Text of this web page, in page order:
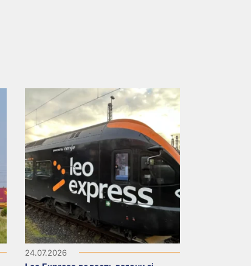
24.07.2026